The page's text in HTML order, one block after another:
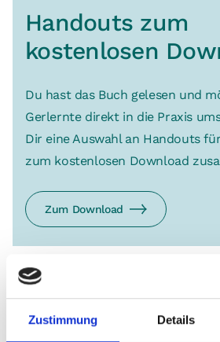
Zustimmung Details
Handouts zum
kostenlosen
Du hast das Buch gelesen und
Gerlernte direkt in die Praxis
Dir eine Auswahl an Handouts
zum kostenlosen Download
Zum Download
Wir sind an Deiner Meinung
Du betreibst einen Blog, eine